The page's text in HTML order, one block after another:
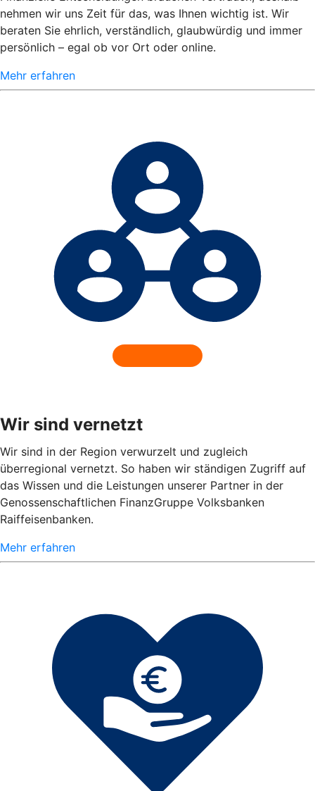
nehmen wir uns Zeit für das, was Ihnen wichtig ist. Wir
beraten Sie ehrlich, verständlich, glaubwürdig und immer
persönlich – egal ob vor Ort oder online.
Mehr erfahren
Wir sind vernetzt
Wir sind in der Region verwurzelt und zugleich
überregional vernetzt. So haben wir ständigen Zugriff auf
das Wissen und die Leistungen unserer Partner in der
Genossenschaftlichen FinanzGruppe Volksbanken
Raiffeisenbanken.
Mehr erfahren